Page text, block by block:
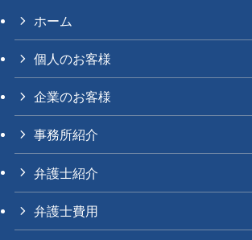
ホーム
個人のお客様
企業のお客様
事務所紹介
弁護士紹介
弁護士費用